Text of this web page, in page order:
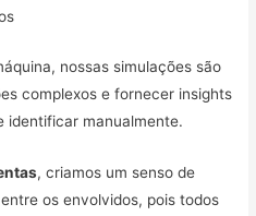
nossas simulações são
complexos e fornecer insights
identificar manualmente.
, criamos um senso de
os envolvidos, pois todos